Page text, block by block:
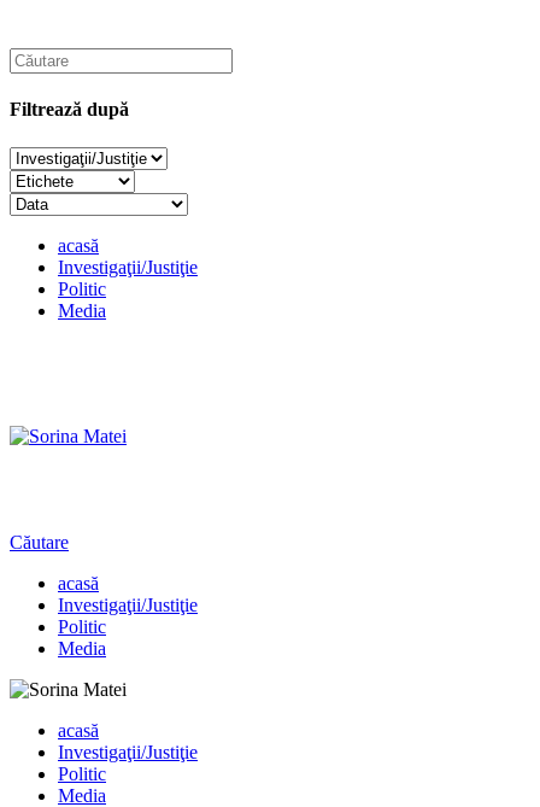
Filtrează după
acasă
Investigaţii/Justiţie
Politic
Media
Căutare
acasă
Investigaţii/Justiţie
Politic
Media
acasă
Investigaţii/Justiţie
Politic
Media